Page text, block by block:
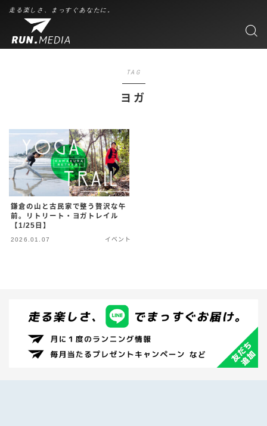
走る楽しさ、まっすぐあなたに。
TAG
ヨガ
鎌倉の山と古民家で整う贅沢な午
前。リトリート・ヨガトレイル
【1/25日】
2026.01.07 イベント